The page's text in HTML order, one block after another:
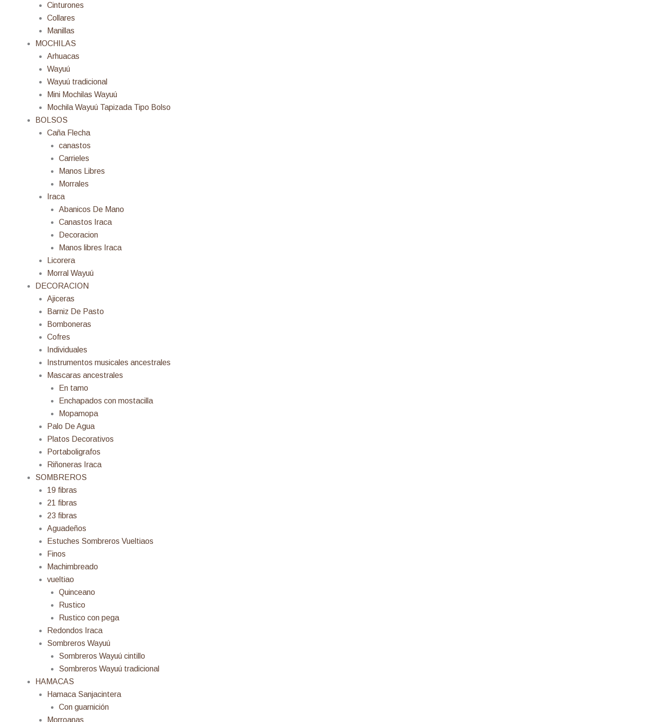
Cinturones
Collares
Manillas
MOCHILAS
Arhuacas
Wayuú
Wayuú tradicional
Mini Mochilas Wayuú
Mochila Wayuú Tapizada Tipo Bolso
BOLSOS
Caña Flecha
canastos
Carrieles
Manos Libres
Morrales
Iraca
Abanicos De Mano
Canastos Iraca
Decoracion
Manos libres Iraca
Licorera
Morral Wayuú
DECORACION
Ajiceras
Barniz De Pasto
Bomboneras
Cofres
Individuales
Instrumentos musicales ancestrales
Mascaras ancestrales
En tamo
Enchapados con mostacilla
Mopamopa
Palo De Agua
Platos Decorativos
Portaboligrafos
Riñoneras Iraca
SOMBREROS
19 fibras
21 fibras
23 fibras
Aguadeños
Estuches Sombreros Vueltiaos
Finos
Machimbreado
vueltiao
Quinceano
Rustico
Rustico con pega
Redondos Iraca
Sombreros Wayuú
Sombreros Wayuú cintillo
Sombreros Wayuú tradicional
HAMACAS
Hamaca Sanjacintera
Con guarnición
Morroanas